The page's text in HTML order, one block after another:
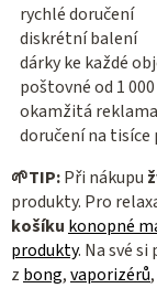
rychlé doručení
diskrétní balení
dárky ke každé
poštovné od 1
okamžitá
doručení na tisíce
🌱TIP:Při nákupu
produkty. Pro
košíku konopné
produkty. Na své
z bong,vaporizérů